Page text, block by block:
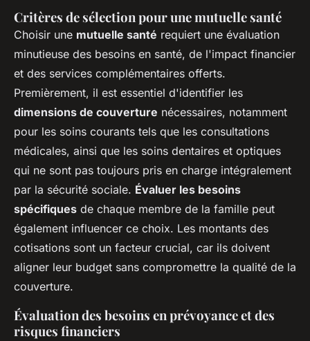
Critères de sélection pour une mutuelle santé
Choisir une mutuelle santé requiert une évaluation
minutieuse des besoins en santé, de l'impact financier
et des services complémentaires offerts.
Premièrement, il est essentiel d'identifier les
dimensions de couverture nécessaires, notamment
pour les soins courants tels que les consultations
médicales, ainsi que les soins dentaires et optiques
qui ne sont pas toujours pris en charge intégralement
par la sécurité sociale. Évaluer les besoins
spécifiques de chaque membre de la famille peut
également influencer ce choix. Les montants des
cotisations sont un facteur crucial, car ils doivent
aligner leur budget sans compromettre la qualité de la
couverture.
Évaluation des besoins en prévoyance et des
risques financiers